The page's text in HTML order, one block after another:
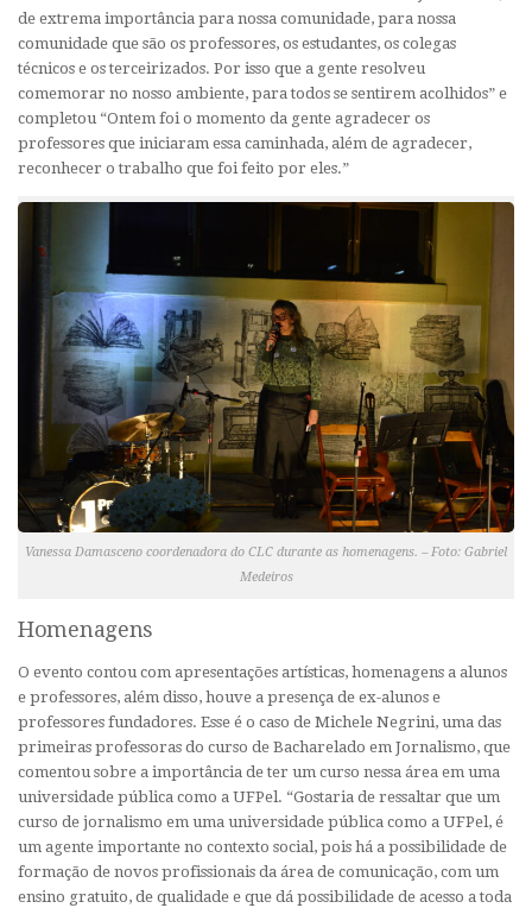
de extrema importância para nossa comunidade, para nossa
comunidade que são os professores, os estudantes, os colegas
técnicos e os terceirizados. Por isso que a gente resolveu
comemorar no nosso ambiente, para todos se sentirem acolhidos” e
completou “Ontem foi o momento da gente agradecer os
professores que iniciaram essa caminhada, além de agradecer,
reconhecer o trabalho que foi feito por eles.”
Vanessa Damasceno coordenadora do CLC durante as homenagens. – Foto: Gabriel
Medeiros
Homenagens
O evento contou com apresentações artísticas, homenagens a alunos
e professores, além disso, houve a presença de ex-alunos e
professores fundadores. Esse é o caso de Michele Negrini, uma das
primeiras professoras do curso de Bacharelado em Jornalismo, que
comentou sobre a importância de ter um curso nessa área em uma
universidade pública como a UFPel. “Gostaria de ressaltar que um
curso de jornalismo em uma universidade pública como a UFPel, é
um agente importante no contexto social, pois há a possibilidade de
formação de novos profissionais da área de comunicação, com um
ensino gratuito, de qualidade e que dá possibilidade de acesso a toda